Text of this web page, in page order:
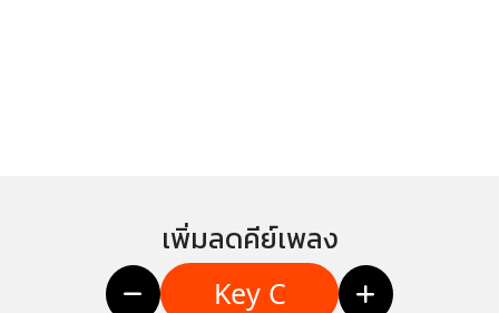
เพิ่มลดคีย์เพลง
Key C